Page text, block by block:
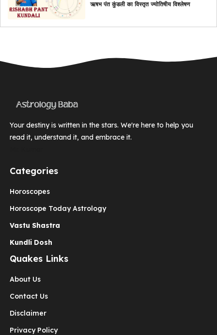
ऋषभ पंत कुंडली का विस्तृत ज्योतिषीय विश्लेषण
Your destiny is written in the stars. We're here to help you
read it, understand it, and embrace it.
Categories
Horoscopes
Horoscope Today Astrology
Vastu Shastra
Kundli Dosh
Quakes Links
About Us
Contact Us
Disclaimer
Privacy Policy